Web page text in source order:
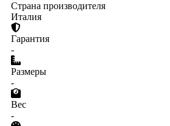
Страна производителя
Италия
Гарантия
-
Размеры
-
Вес
-